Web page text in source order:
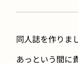
同人誌を作りま
あっという間に